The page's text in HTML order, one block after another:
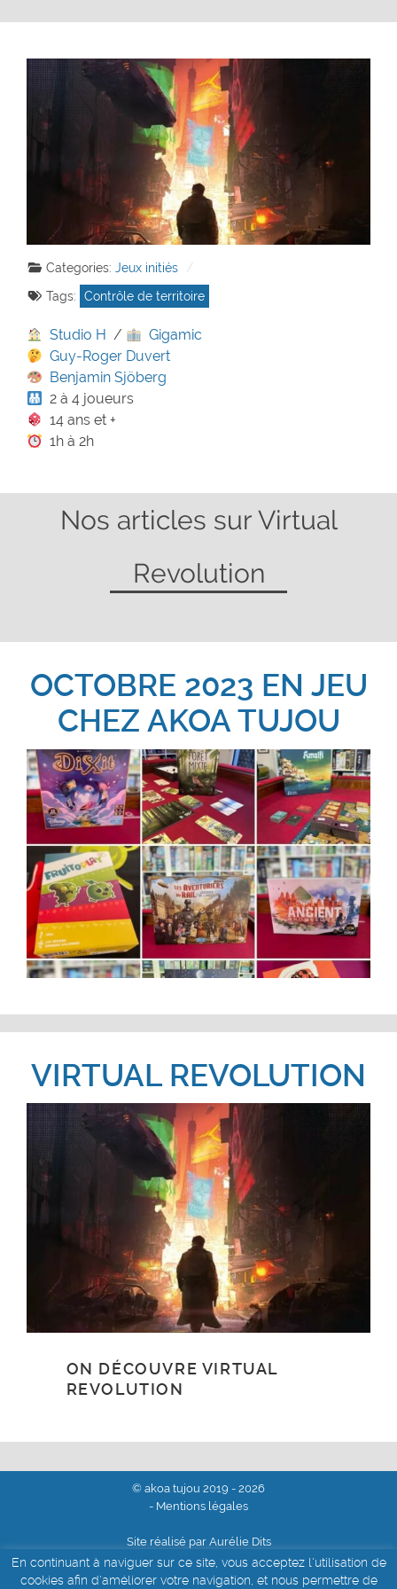
Categories: Jeux initiés
Tags:
Contrôle de territoire
Studio H /
Gigamic
Guy-Roger Duvert
Benjamin Sjöberg
2 à 4 joueurs
14 ans et +
1h à 2h
Nos articles sur Virtual
Revolution
OCTOBRE 2023 EN JEU
CHEZ AKOA TUJOU
VIRTUAL REVOLUTION
ON DÉCOUVRE VIRTUAL
REVOLUTION
© akoa tujou 2019 - 2026
- Mentions légales
Site réalisé par Aurélie Dits
En continuant à naviguer sur ce site, vous acceptez l'utilisation de
cookies afin d'améliorer votre navigation, et nous permettre de